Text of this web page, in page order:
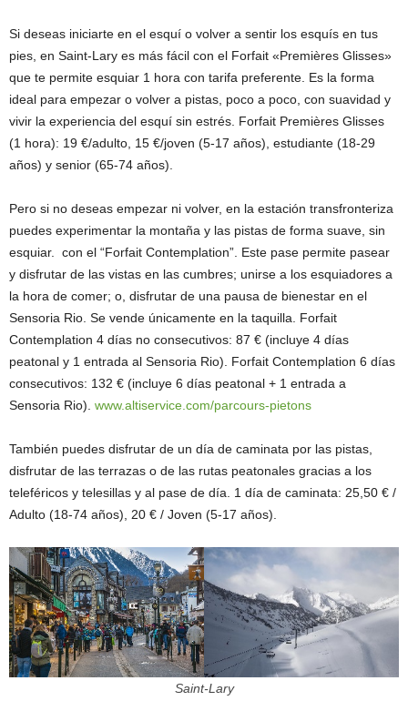
Si deseas iniciarte en el esquí o volver a sentir los esquís en tus
pies, en Saint-Lary es más fácil con el Forfait «Premières Glisses»
que te permite esquiar 1 hora con tarifa preferente. Es la forma
ideal para empezar o volver a pistas, poco a poco, con suavidad y
vivir la experiencia del esquí sin estrés. Forfait Premières Glisses
(1 hora): 19 €/adulto, 15 €/joven (5-17 años), estudiante (18-29
años) y senior (65-74 años).
Pero si no deseas empezar ni volver, en la estación transfronteriza
puedes experimentar la montaña y las pistas de forma suave, sin
esquiar. con el “Forfait Contemplation”. Este pase permite pasear
y disfrutar de las vistas en las cumbres; unirse a los esquiadores a
la hora de comer; o, disfrutar de una pausa de bienestar en el
Sensoria Rio. Se vende únicamente en la taquilla. Forfait
Contemplation 4 días no consecutivos: 87 € (incluye 4 días
peatonal y 1 entrada al Sensoria Rio). Forfait Contemplation 6 días
consecutivos: 132 € (incluye 6 días peatonal + 1 entrada a
Sensoria Rio). www.altiservice.com/parcours-pietons
También puedes disfrutar de un día de caminata por las pistas,
disfrutar de las terrazas o de las rutas peatonales gracias a los
teleféricos y telesillas y al pase de día. 1 día de caminata: 25,50 € /
Adulto (18-74 años), 20 € / Joven (5-17 años).
Saint-Lary